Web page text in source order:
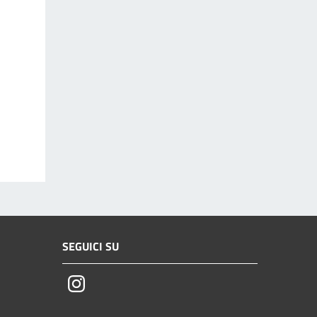
SEGUICI SU
Instagram